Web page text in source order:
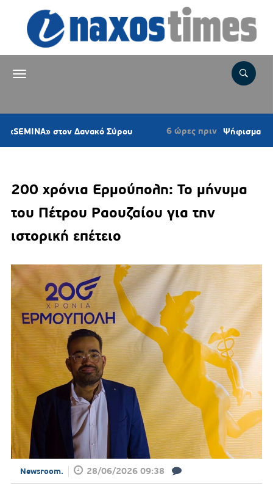
Δανακό Σύρου 6 ώρες πριν Ψήφισμα του
200 χρόνια Ερμούπολη: Το μήνυμα
του Πέτρου Ραουζαίου για την
ιστορική επέτειο
Newsroom. 28/06/2026 09:38